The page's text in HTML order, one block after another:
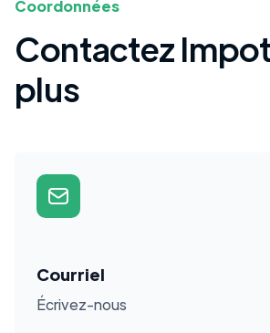
Coordonnées
Contactez
plus
Courriel
Écrivez-nous